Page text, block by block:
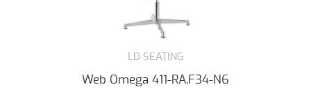
LD SEATING
Web Omega 411-RA,F34-N6